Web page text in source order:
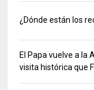
¿Dónde están los
El Papa vuelve a la
visita histórica que